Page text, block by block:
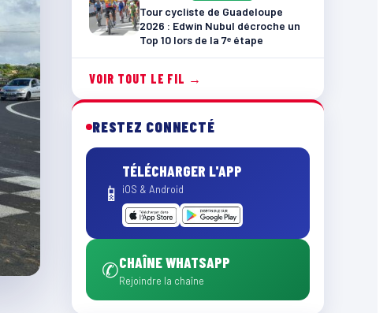
Tour cycliste de Guadeloupe
2026 : Edwin Nubul décroche un
Top 10 lors de la 7ᵉ étape
VOIR TOUT LE FIL →
RESTEZ CONNECTÉ
📱
TÉLÉCHARGER L'APP
iOS & Android
✆CHAÎNE WHATSAPP
Rejoindre la chaîne